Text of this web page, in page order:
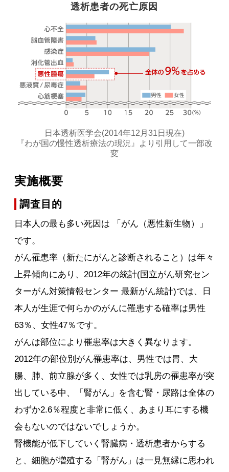
透析患者の死亡原因
日本透析医学会(2014年12月31日現在)
『わが国の慢性透析療法の現況』より引用して一部改
変
実施概要
調査目的
日本人の最も多い死因は 「がん（悪性新生物）」
です。
がん罹患率（新たにがんと診断されること）は年々
上昇傾向にあり、2012年の統計(国立がん研究セン
ターがん対策情報センター 最新がん統計)では、日
本人が生涯で何らかのがんに罹患する確率は男性
63％、女性47％です。
がんは部位により罹患率は大きく異なります。
2012年の部位別がん罹患率は、男性では胃、大
腸、肺、前立腺が多く、女性では乳房の罹患率が突
出している中、「腎がん」を含む腎・尿路は全体の
わずか2.6％程度と非常に低く、あまり耳にする機
会もないのではないでしょうか。
腎機能が低下していく腎臓病・透析患者からする
と、細胞が増殖する「腎がん」は一見無縁に思われ